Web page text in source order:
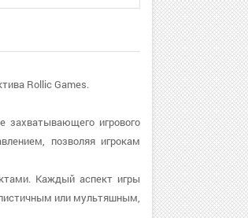
Rollic Games.
захватывающего игрового
позволяя игрокам
Каждый аспект игры
или мультяшным,